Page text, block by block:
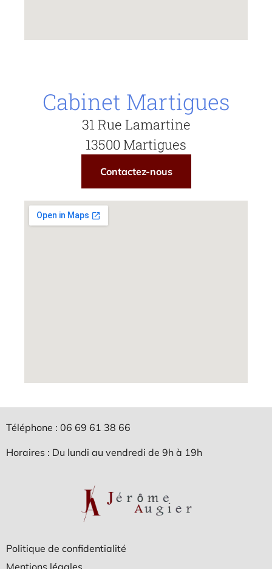
Cabinet Martigues
31 Rue Lamartine
13500 Martigues
Contactez-nous
Politique de confidentialité
Mentions légales
Téléphone : 06 69 61 38 66
Horaires : Du lundi au vendredi de 9h à 19h